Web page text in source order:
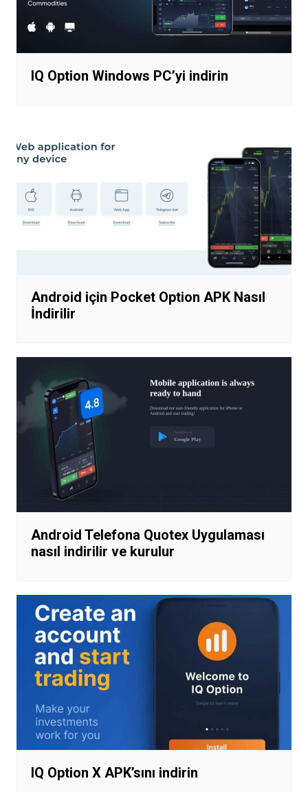
IQ Option Windows PC’yi indirin
Android için Pocket Option APK Nasıl
İndirilir
Android Telefona Quotex Uygulaması
nasıl indirilir ve kurulur
IQ Option X APK’sını indirin